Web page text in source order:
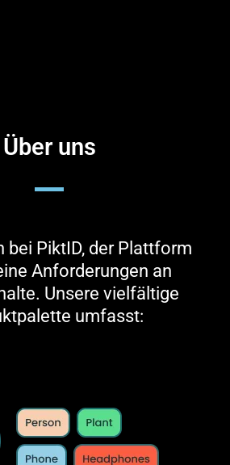
Einsicht:
fortschrittlicher
insbesondere
Gesichtserkennung und
visuelle Ähnlichkeiten
Unterschiede leicht
Über uns
bei PiktID, der Plattform
Anforderungen an
Unsere vielfältige
umfasst: